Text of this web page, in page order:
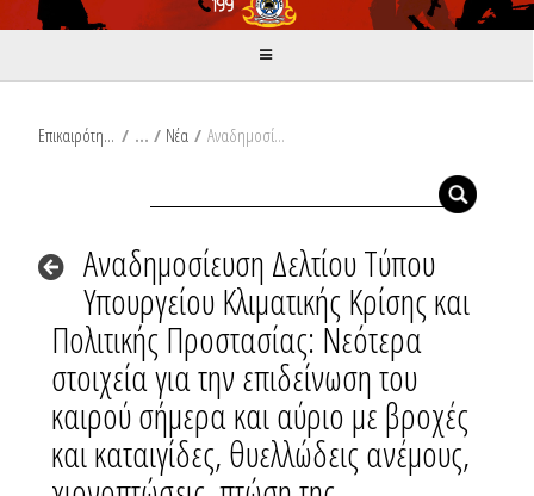
Επικαιρότητα / Νέα / Αναδημοσίευση Δελτίου Τύπου Υπουργείου Κλιματικής Κρίσης και Πολιτικής Προστασίας: Νεότερα στοιχεία για την επιδείνωση του καιρού σήμερα και αύριο με βροχές και καταιγίδες, θυελλώδεις ανέμους, χιονοπτώσεις, πτώση της θερμοκρασίας και παγετό
Αναδημοσίευση Δελτίου Τύπου
Υπουργείου Κλιματικής Κρίσης και
Πολιτικής Προστασίας: Νεότερα
στοιχεία για την επιδείνωση του
καιρού σήμερα και αύριο με βροχές
και καταιγίδες, θυελλώδεις ανέμους,